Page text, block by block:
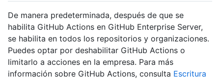
De manera predeterminada, después de que se
habilita GitHub Actions en GitHub Enterprise Server,
se habilita en todos los repositorios y organizaciones.
Puedes optar por deshabilitar GitHub Actions o
limitarlo a acciones en la empresa. Para más
información sobre GitHub Actions, consulta Escritura